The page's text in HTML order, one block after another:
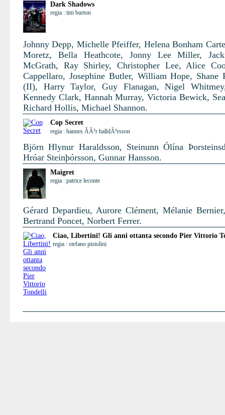
Dark Shadows
regia : tim burton
Johnny Depp, Michelle Pfeiffer, Helena Bonham
Moretz, Bella Heathcote, Jonny Lee Miller,
McGrath, Ray Shirley, Christopher Lee, Alice
Cappellaro, Josephine Butler, William Hope, Shane
(II), Harry Taylor, Guy Flanagan, Nigel
Kennedy Clark, Hannah Murray, Victoria Bewick,
Richard Hollis, Michael Shannon.
Cop Secret
regia : hannes ÃÃ³r halldÃ³rsson
Björn Hlynur Haraldsson, Steinunn Ólína
Hróar Steinþórsson, Gunnar Hansson.
Maigret
regia : patrice leconte
Gérard Depardieu, Aurore Clément, Mélanie
Bertrand Poncet, Norbert Ferrer.
Ciao, Libertini! Gli anni ottanta secondo Pier Vittorio
regia : stefano pistolini